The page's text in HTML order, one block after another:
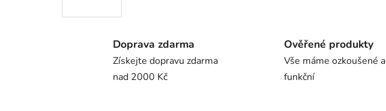
Doprava zdarma
Získejte dopravu zdarma
nad 2000 Kč
Ověřené produkty
Vše máme ozkoušené a
funkční